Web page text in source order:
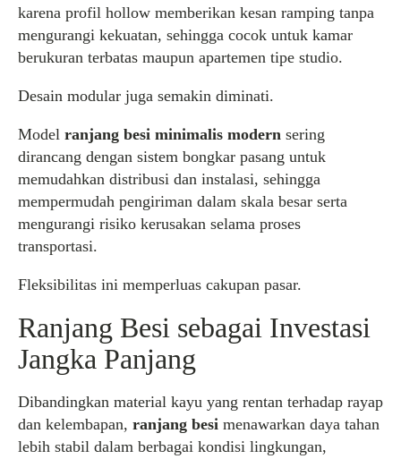
karena profil hollow memberikan kesan ramping tanpa
mengurangi kekuatan, sehingga cocok untuk kamar
berukuran terbatas maupun apartemen tipe studio.
Desain modular juga semakin diminati.
Model ranjang besi minimalis modern sering
dirancang dengan sistem bongkar pasang untuk
memudahkan distribusi dan instalasi, sehingga
mempermudah pengiriman dalam skala besar serta
mengurangi risiko kerusakan selama proses
transportasi.
Fleksibilitas ini memperluas cakupan pasar.
Ranjang Besi sebagai Investasi
Jangka Panjang
Dibandingkan material kayu yang rentan terhadap rayap
dan kelembapan, ranjang besi menawarkan daya tahan
lebih stabil dalam berbagai kondisi lingkungan,